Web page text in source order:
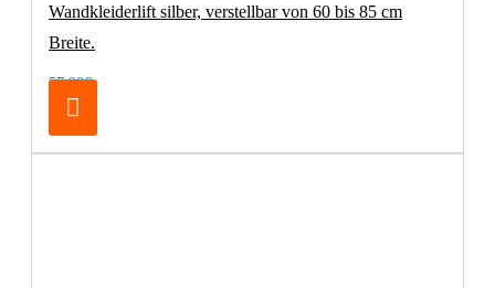
Wandkleiderlift silber, verstellbar von 60 bis 85 cm
Breite.
57,98€